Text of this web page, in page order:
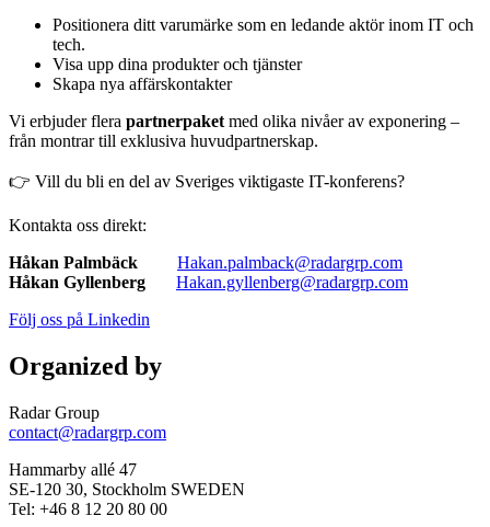
Positionera ditt varumärke som en ledande aktör inom IT och
tech.
Visa upp dina produkter och tjänster
Skapa nya affärskontakter
Vi erbjuder flera partnerpaket med olika nivåer av exponering –
från montrar till exklusiva huvudpartnerskap.
👉 Vill du bli en del av Sveriges viktigaste IT-konferens?
Kontakta oss direkt:
Håkan Palmbäck
Hakan.palmback@radargrp.com
Håkan Gyllenberg
Hakan.gyllenberg@radargrp.com
Följ oss på Linkedin
Organized by
Radar Group
contact@radargrp.com
Hammarby allé 47
SE-120 30, Stockholm SWEDEN
Tel: +46 8 12 20 80 00